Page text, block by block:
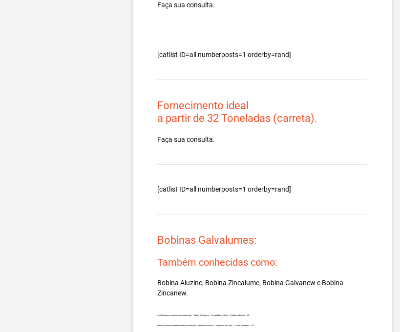
Faça sua consulta.
[catlist ID=all numberposts=1 orderby=rand]
Fornecimento ideal
a partir de 32 Toneladas (carreta).
Faça sua consulta.
[catlist ID=all numberposts=1 orderby=rand]
Bobinas Galvalumes:
Também conhecidas como:
Bobina Aluzinc, Bobina Zincalume, Bobina Galvanew e Bobina
Zincanew.
Aço Zincanew no atacado, principalmente – Bobina Galvalume – Importada da China – Cidade Andradina – SP.
Bobina Zincalume carreta fechada, por exemplo – Bobina Galvalume – Importada da China – Cidade Andradina – SP.